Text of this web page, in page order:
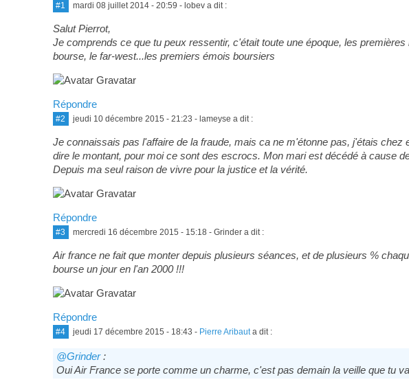
#1 mardi 08 juillet 2014 - 20:59 - lobev a dit :
Salut Pierrot,
Je comprends ce que tu peux ressentir, c'était toute une époque, les
bourse, le far-west...les premiers émois boursiers
Répondre
#2 jeudi 10 décembre 2015 - 21:23 - lameyse a dit :
Je connaissais pas l'affaire de la fraude, mais ca ne m'étonne pas, j'étais
dire le montant, pour moi ce sont des escrocs. Mon mari est décédé à cause
Depuis ma seul raison de vivre pour la justice et la vérité.
Répondre
#3 mercredi 16 décembre 2015 - 15:18 - Grinder a dit :
Air france ne fait que monter depuis plusieurs séances, et de plusieurs %
bourse un jour en l'an 2000 !!!
Répondre
#4 jeudi 17 décembre 2015 - 18:43 - Pierre Aribauta dit :
@Grinder:
Oui Air France se porte comme un charme, c'est pas demain la veille que tu